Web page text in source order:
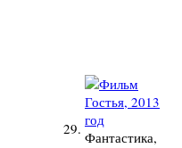
29. Фантастика,